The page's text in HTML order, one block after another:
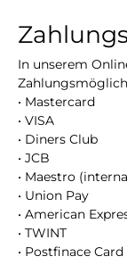
In unserem
• Mastercard
• VISA
• Diners Club
• JCB
• Maestro
• Union Pay
• American
• TWINT
• Postfinace Card